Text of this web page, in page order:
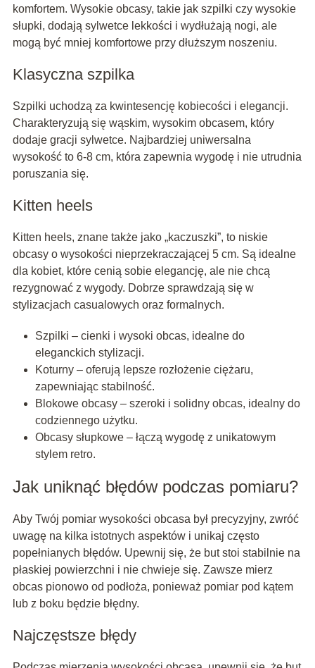
komfortem. Wysokie obcasy, takie jak szpilki czy wysokie
słupki, dodają sylwetce lekkości i wydłużają nogi, ale
mogą być mniej komfortowe przy dłuższym noszeniu.
Klasyczna szpilka
Szpilki uchodzą za kwintesencję kobiecości i elegancji.
Charakteryzują się wąskim, wysokim obcasem, który
dodaje gracji sylwetce. Najbardziej uniwersalna
wysokość to 6-8 cm, która zapewnia wygodę i nie utrudnia
poruszania się.
Kitten heels
Kitten heels, znane także jako „kaczuszki”, to niskie
obcasy o wysokości nieprzekraczającej 5 cm. Są idealne
dla kobiet, które cenią sobie elegancję, ale nie chcą
rezygnować z wygody. Dobrze sprawdzają się w
stylizacjach casualowych oraz formalnych.
Szpilki – cienki i wysoki obcas, idealne do
eleganckich stylizacji.
Koturny – oferują lepsze rozłożenie ciężaru,
zapewniając stabilność.
Blokowe obcasy – szeroki i solidny obcas, idealny do
codziennego użytku.
Obcasy słupkowe – łączą wygodę z unikatowym
stylem retro.
Jak uniknąć błędów podczas pomiaru?
Aby Twój pomiar wysokości obcasa był precyzyjny, zwróć
uwagę na kilka istotnych aspektów i unikaj często
popełnianych błędów. Upewnij się, że but stoi stabilnie na
płaskiej powierzchni i nie chwieje się. Zawsze mierz
obcas pionowo od podłoża, ponieważ pomiar pod kątem
lub z boku będzie błędny.
Najczęstsze błędy